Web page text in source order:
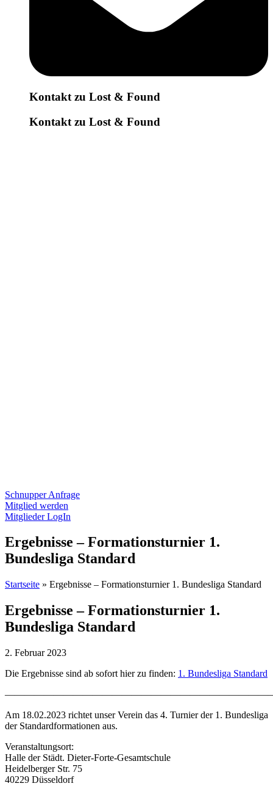
Kontakt zu Lost & Found
Kontakt zu Lost & Found
Schnupper Anfrage
Mitglied werden
Mitglieder LogIn
Ergebnisse – Formationsturnier 1.
Bundesliga Standard
Startseite » Ergebnisse – Formationsturnier 1. Bundesliga Standard
Ergebnisse – Formationsturnier 1.
Bundesliga Standard
2. Februar 2023
Die Ergebnisse sind ab sofort hier zu finden: 1. Bundesliga Standard
Am 18.02.2023 richtet unser Verein das 4. Turnier der 1. Bundesliga
der Standardformationen aus.
Veranstaltungsort:
Halle der Städt. Dieter-Forte-Gesamtschule
Heidelberger Str. 75
40229 Düsseldorf